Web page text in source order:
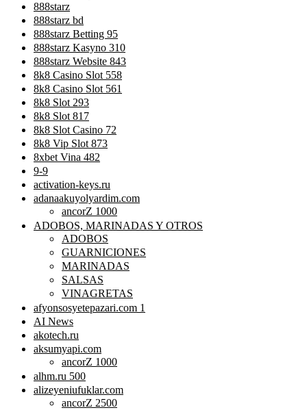
888starz
888starz bd
888starz Betting 95
888starz Kasyno 310
888starz Website 843
8k8 Casino Slot 558
8k8 Casino Slot 561
8k8 Slot 293
8k8 Slot 817
8k8 Slot Casino 72
8k8 Vip Slot 873
8xbet Vina 482
9-9
activation-keys.ru
adanaakuyolyardim.com
ancorZ 1000
ADOBOS, MARINADAS Y OTROS
ADOBOS
GUARNICIONES
MARINADAS
SALSAS
VINAGRETAS
afyonsosyetepazari.com 1
AI News
akotech.ru
aksumyapi.com
ancorZ 1000
alhm.ru 500
alizeyeniufuklar.com
ancorZ 2500